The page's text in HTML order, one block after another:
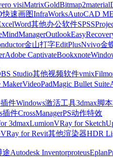
visiMatrixGoldBitmap2material
快速画图InfraWorksAutoCAD
Word其他办公软件SPSS
MindManagerOutlook
金山打字EditPlusNvivo金
Adobe CaptivateBookxnote
Studio其他视频软件vmix
MakerVideoPadMagic Bullet Suite
件Windows激活工具3dmax脚本
插件CrossManagerPS动作特效
3dmaxLumionVRay for
VRay for Revit其他渲染器HDR
途Autodesk InventorproteusEplan